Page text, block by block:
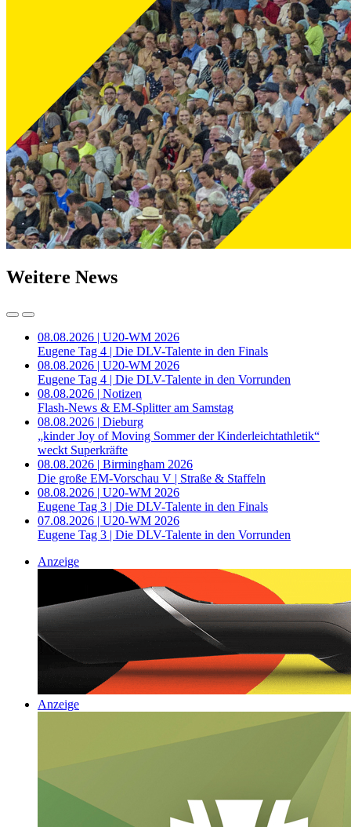
Weitere News
08.08.2026 | U20-WM 2026
Eugene Tag 4 | Die DLV-Talente in den Finals
08.08.2026 | U20-WM 2026
Eugene Tag 4 | Die DLV-Talente in den Vorrunden
08.08.2026 | Notizen
Flash-News & EM-Splitter am Samstag
08.08.2026 | Dieburg
„kinder Joy of Moving Sommer der Kinderleichtathletik“
weckt Superkräfte
08.08.2026 | Birmingham 2026
Die große EM-Vorschau V | Straße & Staffeln
08.08.2026 | U20-WM 2026
Eugene Tag 3 | Die DLV-Talente in den Finals
07.08.2026 | U20-WM 2026
Eugene Tag 3 | Die DLV-Talente in den Vorrunden
Anzeige
Anzeige